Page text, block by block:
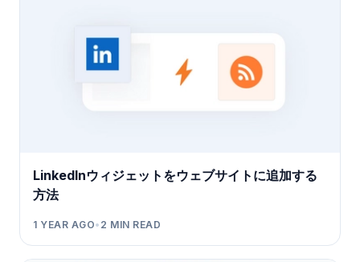
LinkedInウィジェットをウェブサイトに追加する
方法
1 YEAR AGO• 2 MIN READ